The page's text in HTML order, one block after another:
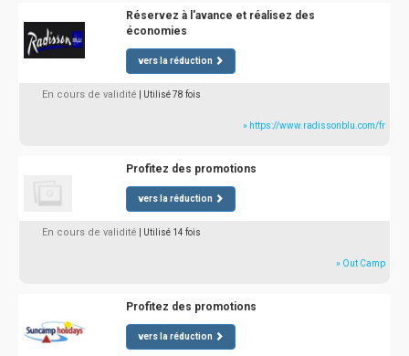
Réservez à l'avance et réalisez des
économies
vers la réduction
En cours de validité | Utilisé 78 fois
» https://www.radissonblu.com/fr
Profitez des promotions
vers la réduction
En cours de validité | Utilisé 14 fois
» Out Camp
Profitez des promotions
vers la réduction